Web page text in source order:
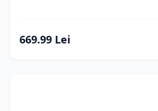
669.99 Lei